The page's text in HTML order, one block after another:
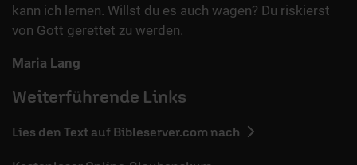
kann ich lernen. Willst du es auch wagen? Du riskierst
von Gott gerettet zu werden.
Maria Lang
Weiterführende Links
Lies den Text auf Bibleserver.com nach